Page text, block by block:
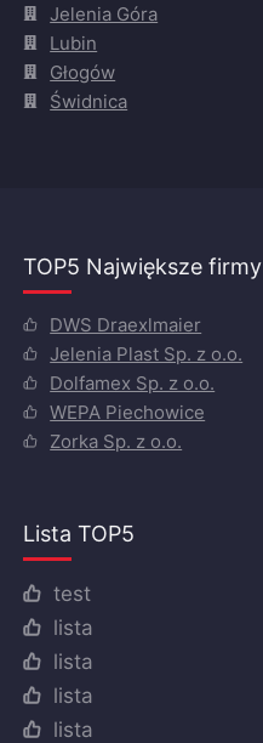
Jelenia Góra
Lubin
Głogów
Świdnica
TOP5 Największe firmy
DWS Draexlmaier
Jelenia Plast Sp. z o.o.
Dolfamex Sp. z o.o.
WEPA Piechowice
Zorka Sp. z o.o.
Lista TOP5
test
lista
lista
lista
lista